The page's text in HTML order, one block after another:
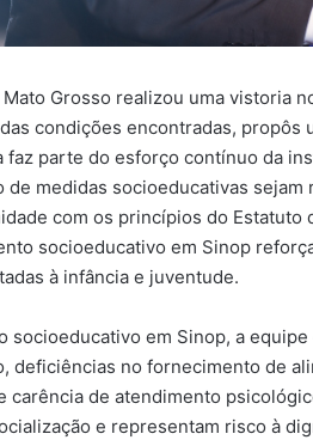
Grosso realizou uma vistoria
condições encontradas,
faz parte do esforço contínuo da
medidas socioeducativas
com os princípios do Estatuto
socioeducativo em Sinop
à infância e juventude.
socioeducativo em Sinop, a
deficiências no fornecimento de
carência de atendimento
e representam risco à